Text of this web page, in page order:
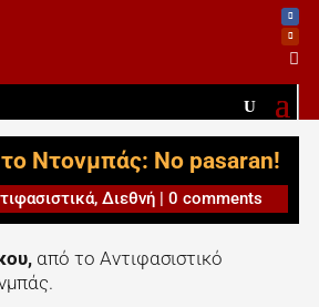

Ντονμπάς: No pasaran!
, Διεθνή| 0 comments
από το Αντιφασιστικό